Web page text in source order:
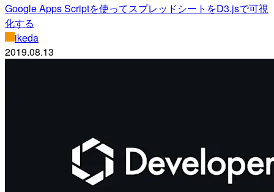
Google Apps Scriptを使ってスプレッドシートをD3.jsで可視
化する
ikeda
2019.08.13